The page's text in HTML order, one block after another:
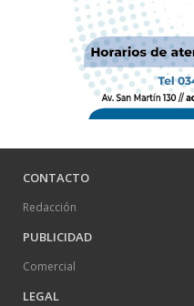
CONTACTO
Redacción
PUBLICIDAD
Comercial
LEGAL